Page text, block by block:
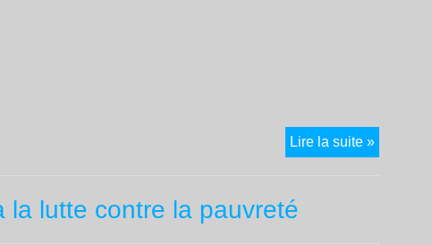
Lire la suite »Nouvelles
attaques
la lutte contre la pauvreté